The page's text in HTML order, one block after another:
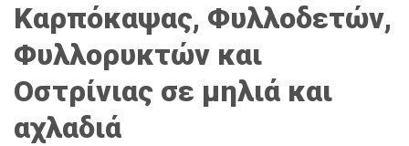
Καρπόκαψας, Φυλλοδετών,
Φυλλορυκτών και
Οστρίνιας σε μηλιά και
αχλαδιά